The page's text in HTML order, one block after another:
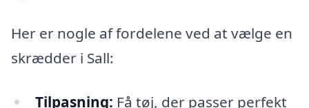
Her er nogle af fordelene ved at vælge en
skrædder i Sall:
Tilpasning: Få tøj, der passer perfekt